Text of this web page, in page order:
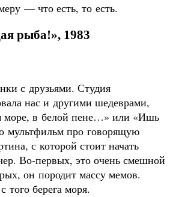
— что есть, то есть.
рыба!», 1983
с друзьями. Студия
нас и другими шедеврами,
море, в белой пене…» или «Ишь
мультфильм про говорящую
с которой стоит начать
Во‑первых, это очень смешной
он породит массу мемов.
того берега моря.